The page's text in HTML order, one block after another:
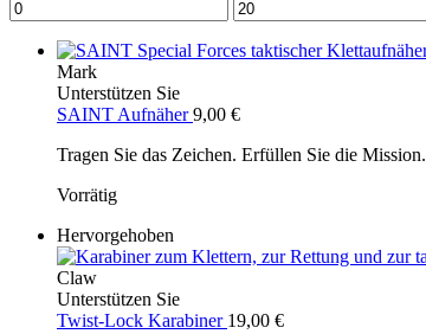
Mark
Unterstützen Sie
SAINT Aufnäher9,00 €
Tragen Sie das Zeichen. Erfüllen Sie die Mission.
Vorrätig
Hervorgehoben
Claw
Unterstützen Sie
Twist-Lock Karabiner 19,00 €